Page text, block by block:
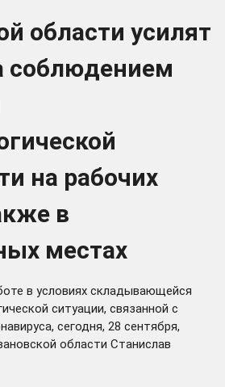
области усилят
соблюдением
на рабочих
в
местах
в условиях складывающейся
ситуации, связанной с
сегодня, 28 сентября,
области Станислав